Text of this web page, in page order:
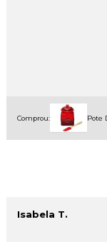
Comprou: Pote
Isabela T.